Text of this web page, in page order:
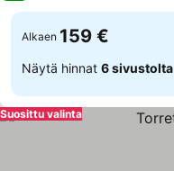
Alkaen 159 €
Näytä hinnat 6 sivustolta
Suosittu valinta